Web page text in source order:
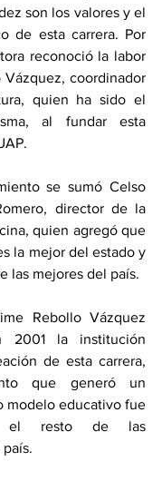
son los valores y el
de esta carrera. Por
reconoció la labor
coordinador
quien ha sido el
al fundar esta
se sumó Celso
director de la
quien agregó que
la mejor del estado y
las mejores del país.
Rebollo Vázquez
2001 la institución
de esta carrera,
que generó un
modelo educativo fue
el resto de las